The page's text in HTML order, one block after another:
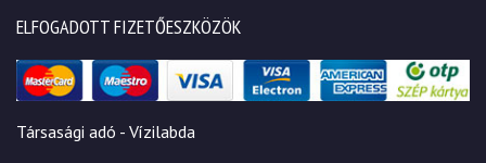
ELFOGADOTT FIZETŐESZKÖZÖK
Társasági adó - Vízilabda